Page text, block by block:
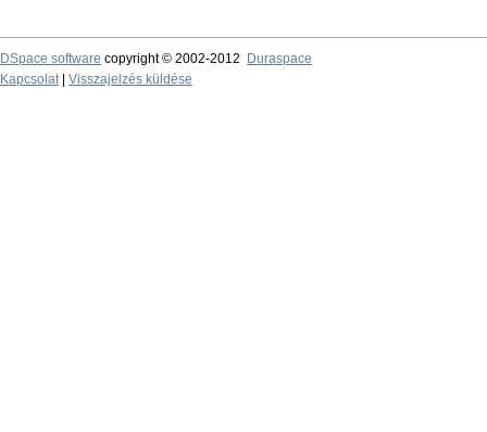
DSpace software copyright © 2002-2012
Duraspace
Kapcsolat| Visszajelzés küldése